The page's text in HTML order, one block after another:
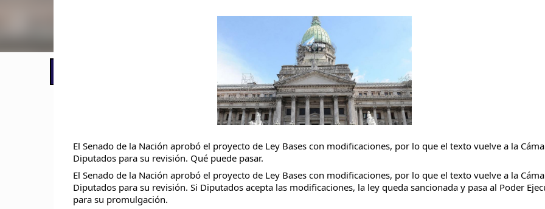
El Gobierno postergó la reunión paritaria con estatales
El Senado de la Nación aprobó el proyecto de Ley Bases con modificaciones, por lo que el texto vuelve a la
Diputados para su revisión. Qué puede pasar.
El Senado de la Nación aprobó el proyecto de Ley Bases con modificaciones, por lo que el texto vuelve a la
Diputados para su revisión. Si Diputados acepta las modificaciones, la ley queda sancionada y pasa al Poder
para su promulgación.